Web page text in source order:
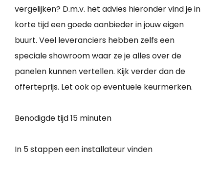
vergelijken? D.m.v. het advies hieronder vind je in
korte tijd een goede aanbieder in jouw eigen
buurt. Veel leveranciers hebben zelfs een
speciale showroom waar ze je alles over de
panelen kunnen vertellen. Kijk verder dan de
offerteprijs. Let ook op eventuele keurmerken.
Benodigde tijd15 minuten
In 5 stappen een installateur vinden